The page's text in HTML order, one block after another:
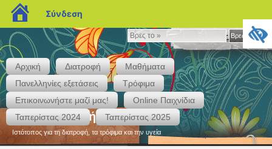
Βρες
το
»
Βρες το »
Αρχική Διατροφή
Μαθήματα
Πανελληνίες εξετάσεις
Τρόφιμα
Επικοινωνήστε μαζί μας!
Online Παιχνίδια
Ταπερίστας 2024
Ταπερίστας 2025
Περί Διατροφής
Ιστότοπος για τη διατροφή, τα τρόφιμα και την υγεία
blogs.sch.gr
Σύνδεση